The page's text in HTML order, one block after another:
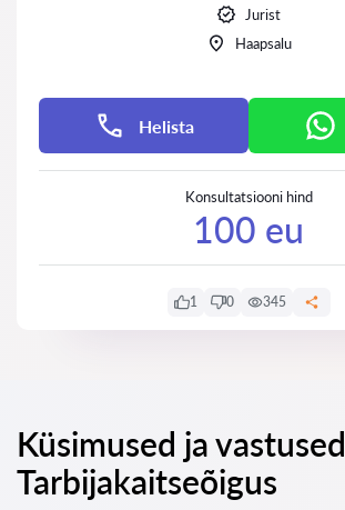
Jurist
Haapsalu
Helista
Konsultatsiooni hind
100 eu
1 0 345
Küsimused ja vastused
Tarbijakaitseõigus